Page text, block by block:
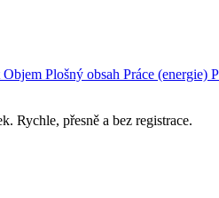
Objem Plošný obsah Práce (energie)
Rychle, přesně a bez registrace.